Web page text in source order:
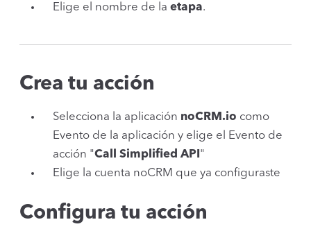
Elige el nombre de la etapa.
Crea tu acción
Selecciona la aplicación noCRM.io como
Evento de la aplicación y elige el Evento de
acción "Call Simplified API "
Elige la cuenta noCRM que ya configuraste
Configura tu acción